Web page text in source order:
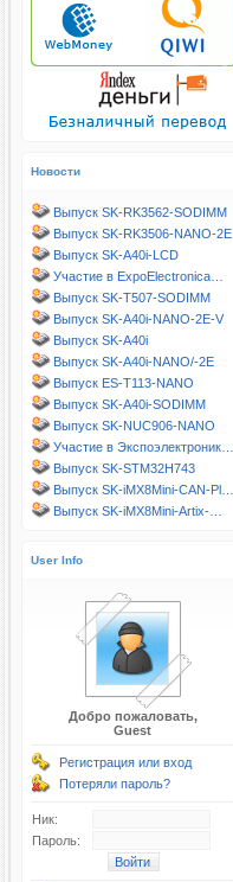
Новости
Выпуск SK-RK3562-SODIMM
Выпуск SK-RK3506-NANO-2E
Выпуск SK-A40i-LCD
Участие в ExpoElectronica…
Выпуск SK-T507-SODIMM
Выпуск SK-A40i-NANO-2E-V
Выпуск SK-A40i
Выпуск SK-A40i-NANO/-2E
Выпуск ES-T113-NANO
Выпуск SK-A40i-SODIMM
Выпуск SK-NUC906-NANO
Участие в Экспоэлектроник…
Выпуск SK-STM32H743
Выпуск SK-iMX8Mini-CAN-Pl…
Выпуск SK-iMX8Mini-Artix-…
User Info
Добро пожаловать,
Guest
Регистрация или вход
Потеряли пароль?
Ник:
Пароль: